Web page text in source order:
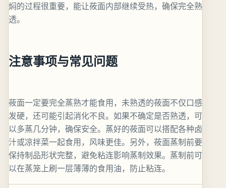
焖的过程很重要，能让莜面内部继续受热，确保完全熟
透。
注意事项与常见问题
莜面一定要完全蒸熟才能食用，未熟透的莜面不仅口感
发硬，还可能引起消化不良。如果不确定是否熟透，可
以多蒸几分钟，确保安全。蒸好的莜面可以搭配各种卤
汁或凉拌菜一起食用，风味更佳。另外，莜面蒸制前要
保持制品形状完整，避免粘连影响蒸制效果。蒸制前可
以在蒸笼上刷一层薄薄的食用油，防止粘连。